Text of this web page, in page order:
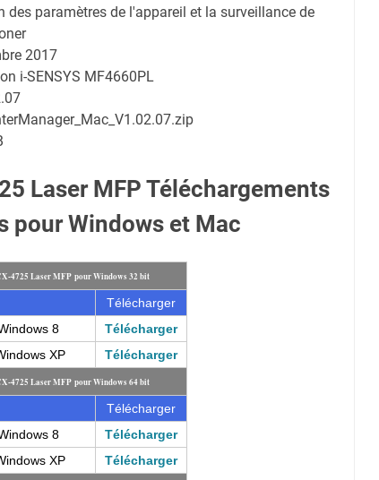
paramètres de l'appareil et la surveillance de
2017
i-SENSYS MF4660PL
Laser MFP Téléchargements
pour Windows et Mac
4725 Laser MFP pour Windows 32 bit
Télécharger
8
Télécharger
XP
Télécharger
4725 Laser MFP pour Windows 64 bit
Télécharger
8
Télécharger
XP
Télécharger